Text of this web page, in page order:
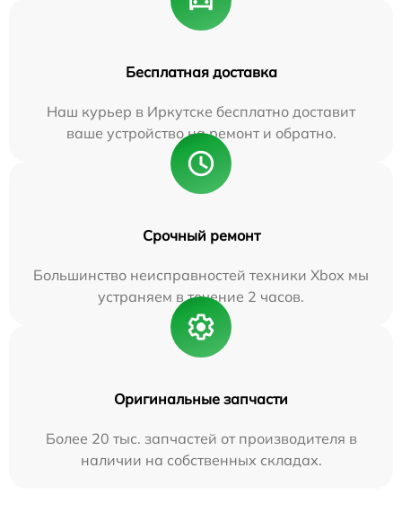
Бесплатная доставка
Наш курьер в Иркутске бесплатно доставит
ваше устройство на ремонт и обратно.
Срочный ремонт
Большинство неисправностей техники Xbox мы
устраняем в течение 2 часов.
Оригинальные запчасти
Более 20 тыс. запчастей от производителя в
наличии на собственных складах.